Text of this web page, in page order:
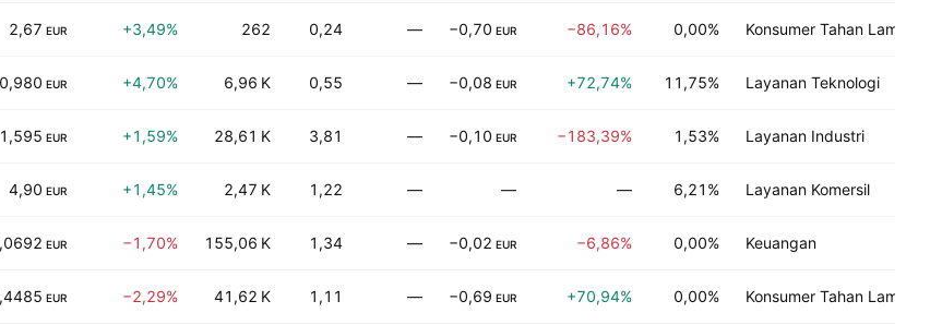
2,67 EUR +3,49% 262 0,24 — −0,70 EUR −86,16% 0,00% Konsumer Tahan Lama
0,980 EUR +4,70% 6,96 K 0,55 — −0,08 EUR +72,74% 11,75% Layanan Teknologi
1,595 EUR +1,59% 28,61 K 3,81 — −0,10 EUR −183,39% 1,53% Layanan Industri
4,90 EUR +1,45% 2,47 K 1,22 — — — 6,21% Layanan Komersil
EUR −1,70% 155,06 K 1,34 — −0,02 EUR −6,86% 0,00% Keuangan
EUR −2,29% 41,62 K 1,11 — −0,69 EUR +70,94% 0,00% Konsumer Tahan Lama